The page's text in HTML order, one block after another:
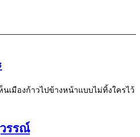
เมืองก้าวไปข้างหน้าแบบไม่ทิ้งใครไว้
รรณ์